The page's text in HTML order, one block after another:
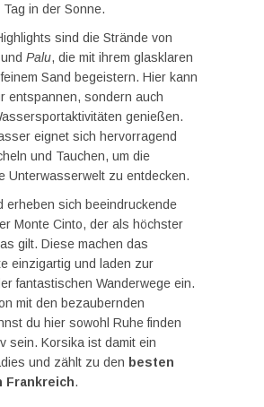
in der Sonne.
sind die Strände von
und Palu, die mit ihrem glasklaren
Sand begeistern. Hier kann
entspannen, sondern auch
genießen.
eignet sich hervorragend
und Tauchen, um die
Unterwasserwelt zu entdecken.
erheben sich beeindruckende
Monte Cinto, der als höchster
gilt. Diese machen das
einzigartig und laden zur
fantastischen Wanderwege ein.
mit den bezaubernden
du hier sowohl Ruhe finden
sein. Korsika ist damit ein
und zählt zu den besten
Frankreich.